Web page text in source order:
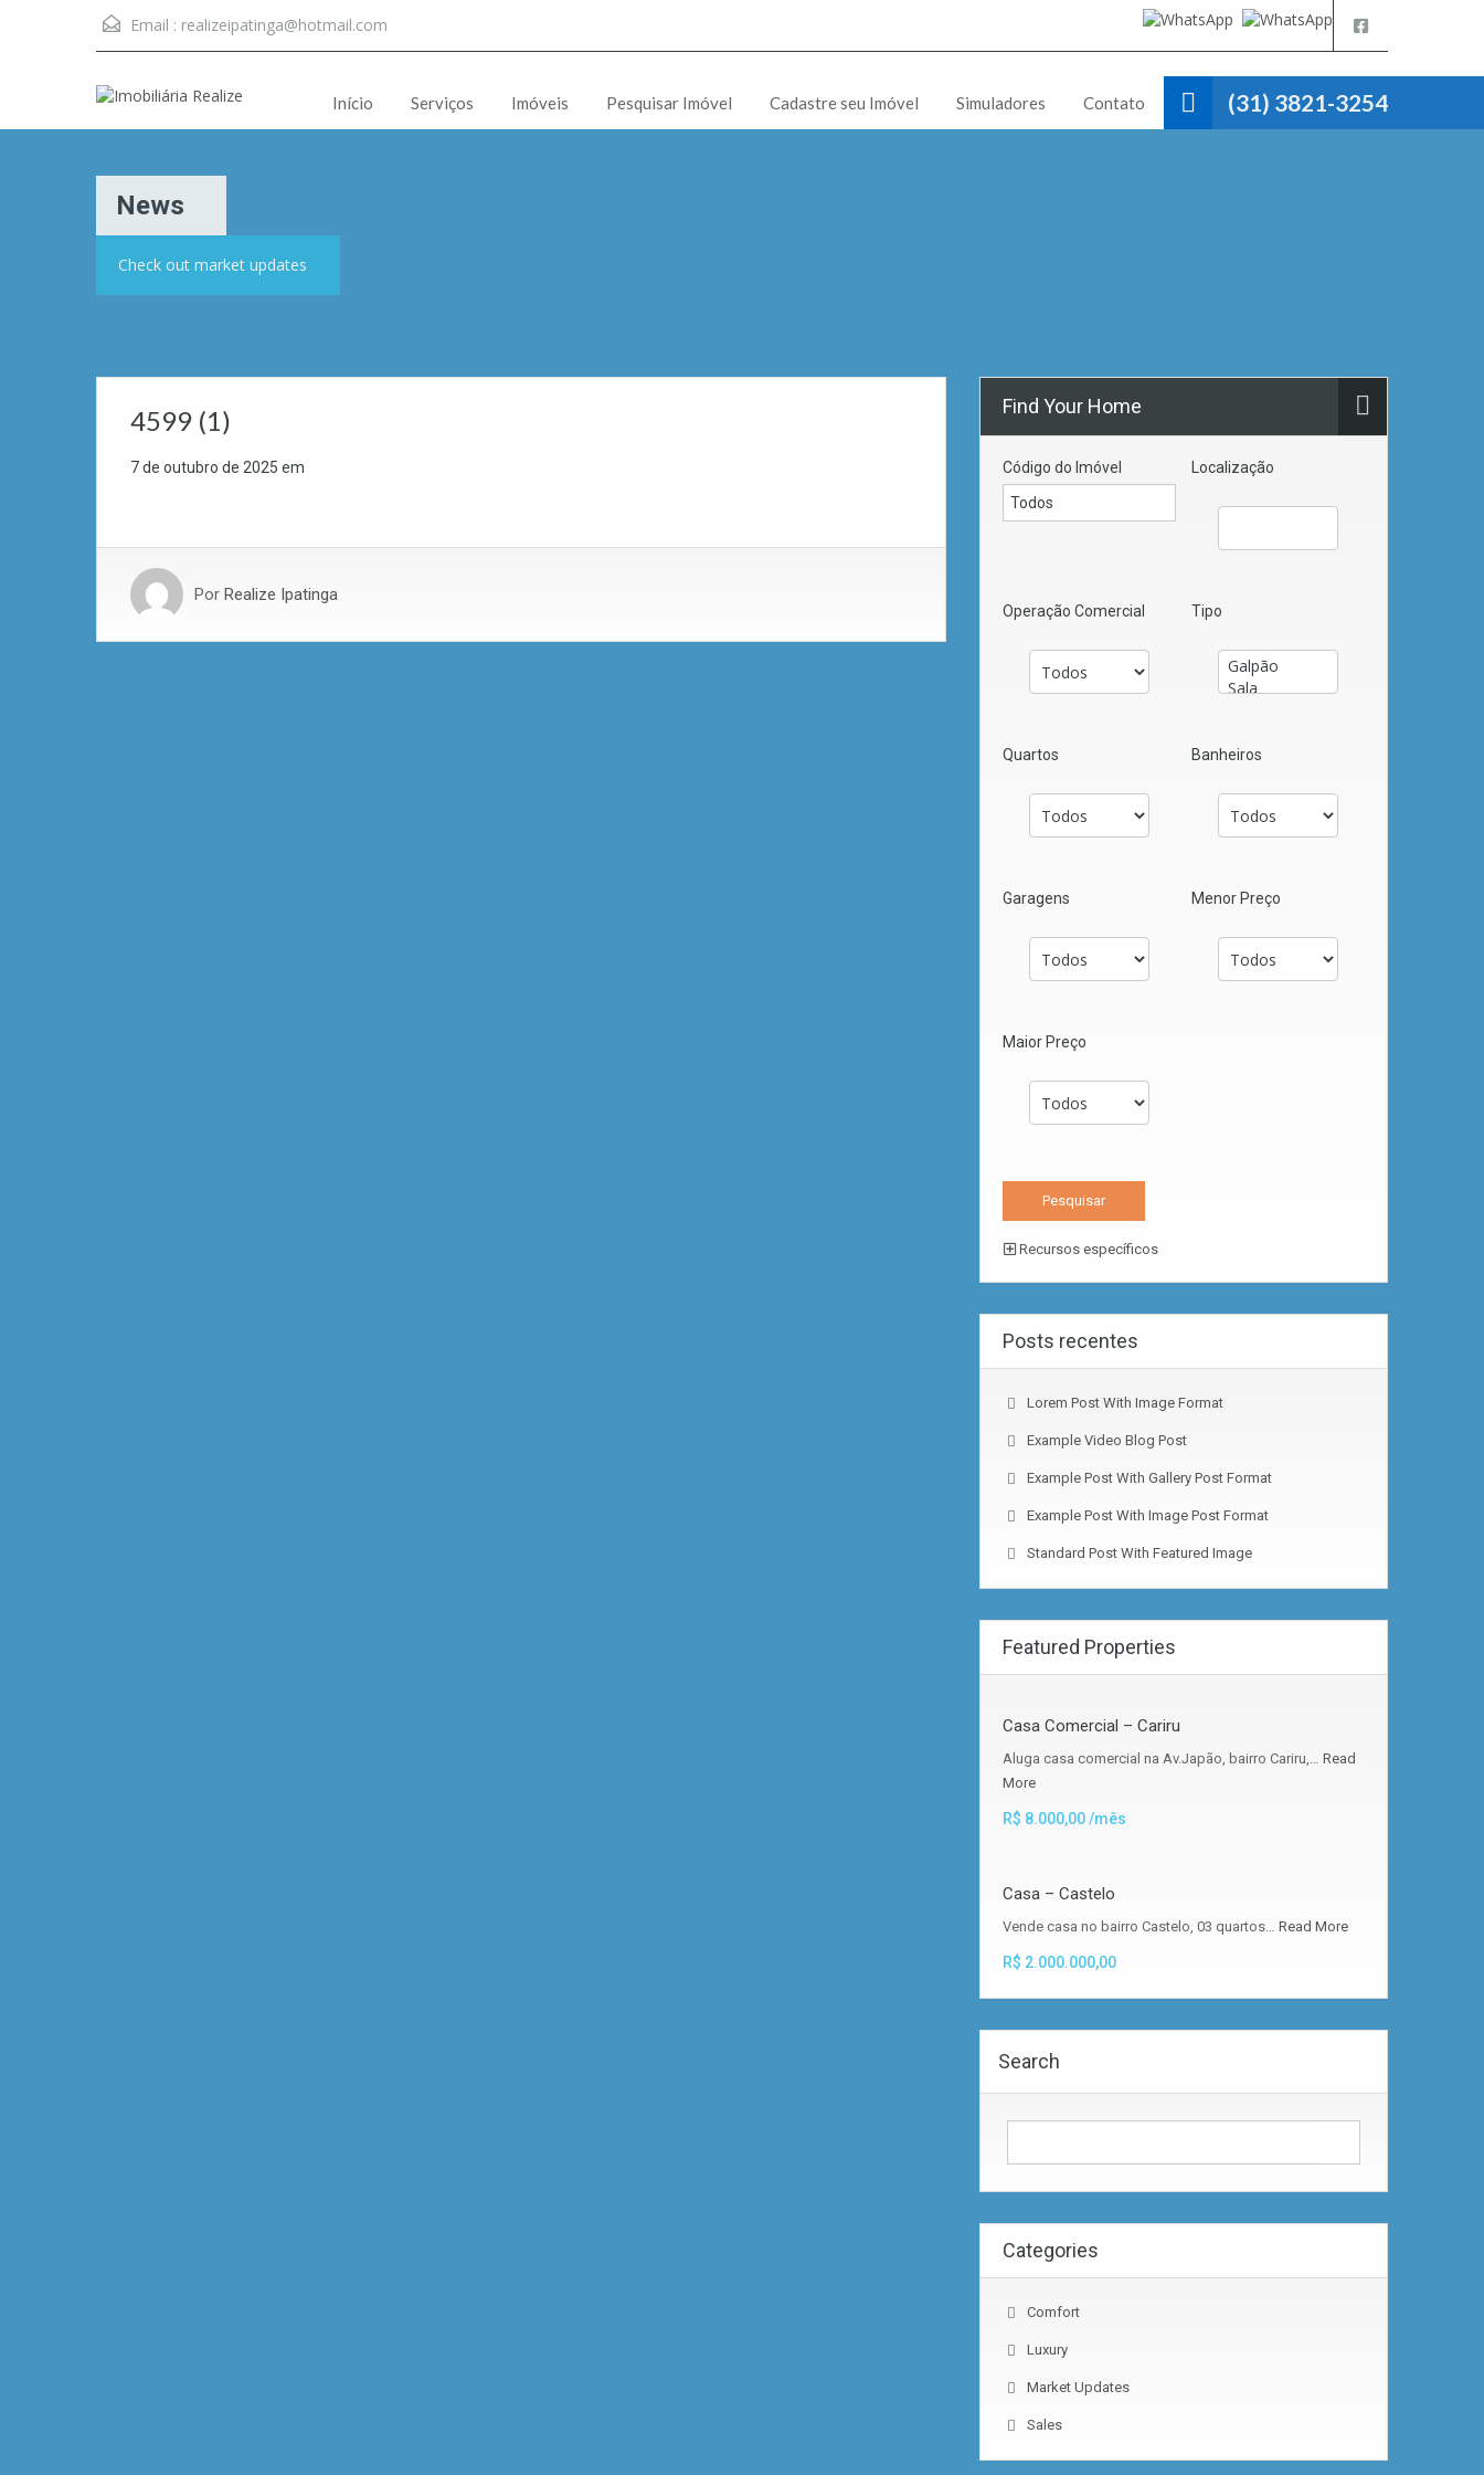
Email : realizeipatinga@hotmail.com
(31) 3821-3254
Início Serviços Imóveis Pesquisar Imóvel Cadastre seu Imóvel Simuladores Contato
News
Check out market updates
4599 (1)
7 de outubro de 2025 em
Por Realize Ipatinga
Find Your Home
Código do Imóvel Localização
Operação Comercial Tipo
Quartos Banheiros
Garagens Menor Preço
Maior Preço
Recursos específicos
Posts recentes
Lorem Post With Image Format
Example Video Blog Post
Example Post With Gallery Post Format
Example Post With Image Post Format
Standard Post With Featured Image
Featured Properties
Casa Comercial – Cariru
Aluga casa comercial na Av.Japão, bairro Cariru,… Read
More
R$ 8.000,00 /mês
Casa – Castelo
Vende casa no bairro Castelo, 03 quartos… Read More
R$ 2.000.000,00
Search
Categories
Comfort
Luxury
Market Updates
Sales